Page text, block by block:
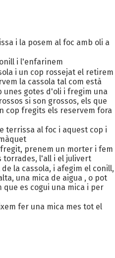
i la posem al foc amb oli a
i l'enfarinem
i un cop rossejat el retirem
la cassola tal com està
unes gotes d'oli i fregim una
si son grossos, els que
cop fregits els reservem fora
terrissa al foc i aquest cop i
prenem un morter i fem
torrades, l'all i el julivert
la cassola, i afegim el conill,
una mica de aigua , o pot
es cogui una mica i per
fer una mica mes tot el